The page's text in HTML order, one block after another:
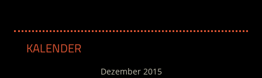
KALENDER
Dezember 2015